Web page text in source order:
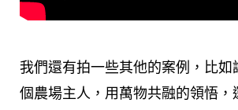
我們還有拍一些其他的案例，比如
個農場主人，用萬物共融的領悟，